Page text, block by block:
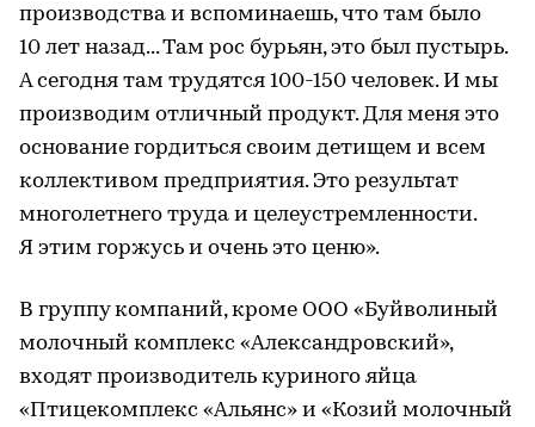
производства и вспоминаешь, что там было
10 лет назад... Там рос бурьян, это был пустырь.
А сегодня там трудятся 100-150 человек. И мы
производим отличный продукт. Для меня это
основание гордиться своим детищем и всем
коллективом предприятия. Это результат
многолетнего труда и целеустремленности.
Я этим горжусь и очень это ценю».
В группу компаний, кроме ООО «Буйволиный
молочный комплекс «Александровский»,
входят производитель куриного яйца
«Птицекомплекс «Альянс» и «Козий молочный